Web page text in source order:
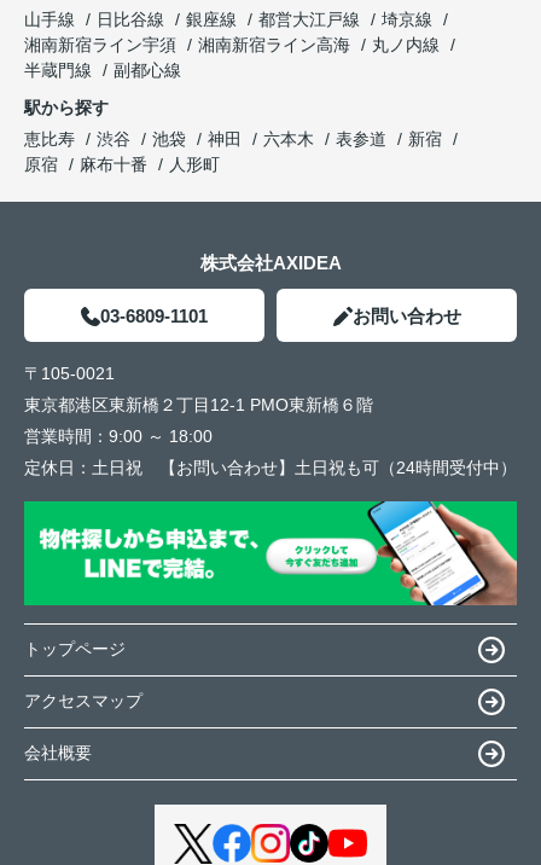
山手線
日比谷線 銀座線 都営大江戸線
埼京線
湘南新宿ライン宇須
湘南新宿ライン高海
丸ノ内線
半蔵門線
副都心線
駅から探す
恵比寿
渋谷 池袋 神田 六本木 表参道
新宿
原宿
麻布十番 人形町
株式会社AXIDEA
03-6809-1101 お問い合わせ
〒105-0021
東京都港区東新橋２丁目12-1 PMO東新橋６階
営業時間： 9:00 ～ 18:00
定休日： 土日祝 【お問い合わせ】土日祝も可（24時間受付中）
トップページ
アクセスマップ
会社概要